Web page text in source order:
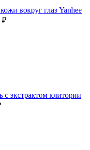
вокруг глаз Yanhee
₽
экстрактом клитории